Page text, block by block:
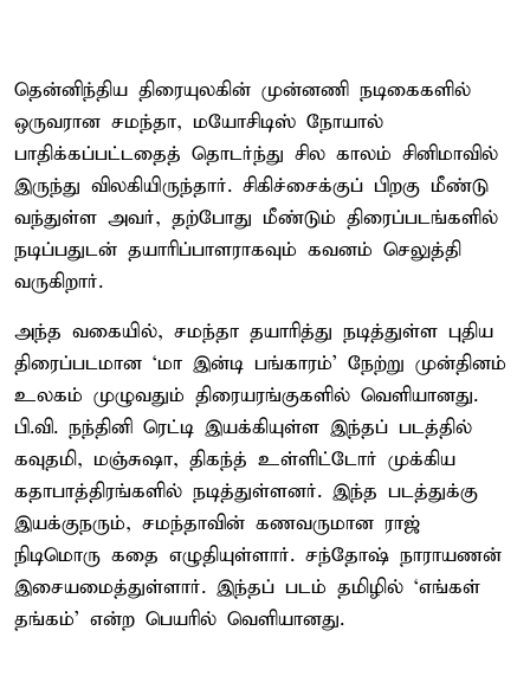
தென்னிந்திய திரையுலகின் முன்னணி நடிகைகளில்
ஒருவரான சமந்தா, மயோசிடிஸ் நோயால்
பாதிக்கப்பட்டதைத் தொடர்ந்து சில காலம் சினிமாவில்
இருந்து விலகியிருந்தார். சிகிச்சைக்குப் பிறகு மீண்டு
வந்துள்ள அவர், தற்போது மீண்டும் திரைப்படங்களில்
நடிப்பதுடன் தயாரிப்பாளராகவும் கவனம் செலுத்தி
வருகிறார்.
அந்த வகையில், சமந்தா தயாரித்து நடித்துள்ள புதிய
திரைப்படமான ‘மா இன்டி பங்காரம்’ நேற்று முன்தினம்
உலகம் முழுவதும் திரையரங்குகளில் வெளியானது.
பி.வி. நந்தினி ரெட்டி இயக்கியுள்ள இந்தப் படத்தில்
கவுதமி, மஞ்சுஷா, திகந்த் உள்ளிட்டோர் முக்கிய
கதாபாத்திரங்களில் நடித்துள்ளனர். இந்த படத்துக்கு
இயக்குநரும், சமந்தாவின் கணவருமான ராஜ்
நிடிமொரு கதை எழுதியுள்ளார். சந்தோஷ் நாராயணன்
இசையமைத்துள்ளார். இந்தப் படம் தமிழில் ‘எங்கள்
தங்கம்’ என்ற பெயரில் வெளியானது.